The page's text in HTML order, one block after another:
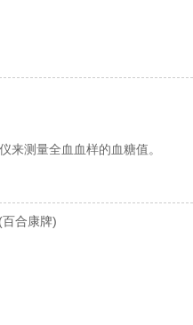
来测量全血血样的血糖值。
(百合康牌)